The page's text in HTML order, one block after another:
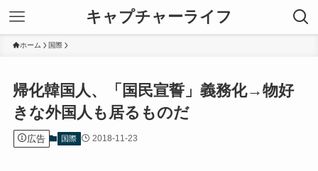
キャプチャーライフ
ホーム 国際
帰化韓国人、「国民宣誓」義務化→物好
きな外国人も居るものだ
広告 国際 2018-11-23